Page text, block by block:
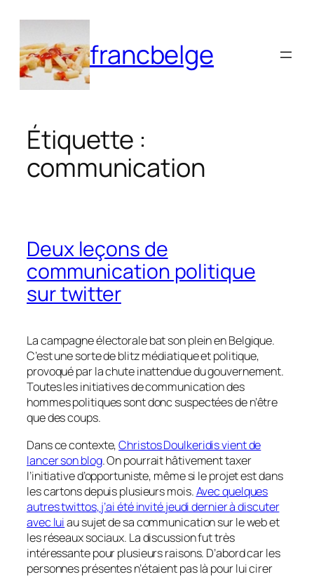
contenu
francbelge
Étiquette :
communication
Deux leçons de
communication politique
sur twitter
La campagne électorale bat son plein en Belgique.
C’est une sorte de blitz médiatique et politique,
provoqué par la chute inattendue du gouvernement.
Toutes les initiatives de communication des
hommes politiques sont donc suspectées de n’être
que des coups.
Dans ce contexte,Christos Doulkeridis vient de
lancer son blog. On pourrait hâtivement taxer
l’initiative d’opportuniste, même si le projet est dans
les cartons depuis plusieurs mois.Avec quelques
autrestwittos, j’ai été invité jeudi dernier à discuter
avec luiau sujet de sa communication sur le web et
les réseaux sociaux. La discussion fut très
intéressante pour plusieurs raisons. D’abord car les
personnes présentes n’étaient pas là pour lui cirer